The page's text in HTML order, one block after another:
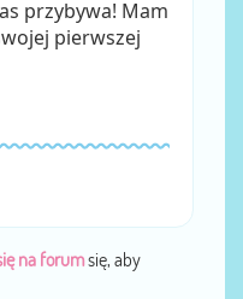
przybywa! Mam
pierwszej
na forumsię, aby